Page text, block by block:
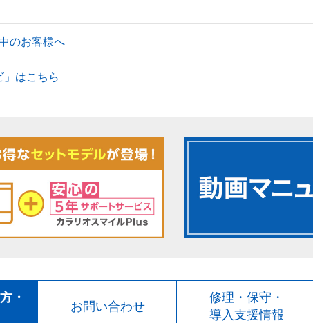
のお客様へ
」はこちら
・
お問い合わせ
修理・保守・
導入支援情報